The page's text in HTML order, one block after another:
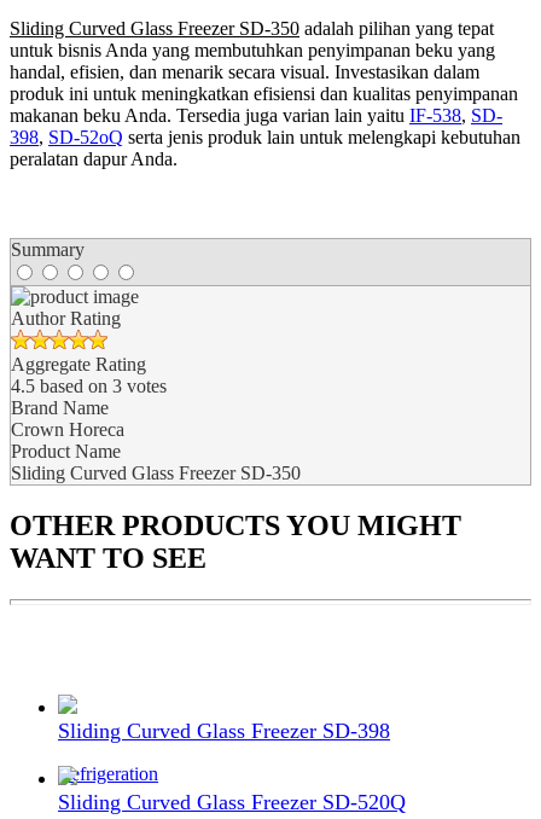
Sliding Curved Glass Freezer SD-350 adalah pilihan yang tepat
untuk bisnis Anda yang membutuhkan penyimpanan beku yang
handal, efisien, dan menarik secara visual. Investasikan dalam
produk ini untuk meningkatkan efisiensi dan kualitas penyimpanan
makanan beku Anda. Tersedia juga varian lain yaitu IF-538, SD-
398, SD-52oQ serta jenis produk lain untuk melengkapi kebutuhan
peralatan dapur Anda.
Summary
Author Rating
Aggregate Rating
4.5 based on 3 votes
Brand Name
Crown Horeca
Product Name
Sliding Curved Glass Freezer SD-350
OTHER PRODUCTSYOU MIGHT
WANT TO SEE
Sliding Curved Glass Freezer SD-398
Refrigeration
Sliding Curved Glass Freezer SD-520Q